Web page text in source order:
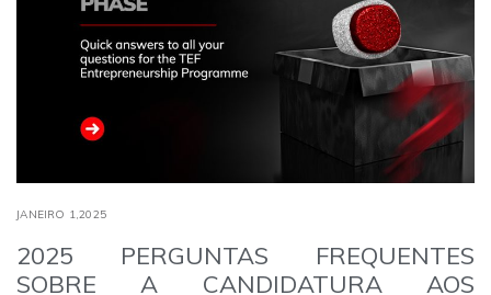
JANEIRO 1,2025
2025 PERGUNTAS FREQUENTES
SOBRE A CANDIDATURA AOS